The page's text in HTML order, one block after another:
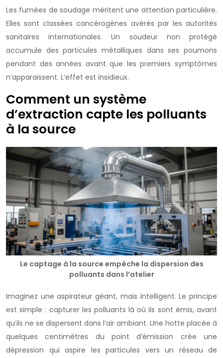
Les fumées de soudage méritent une attention particulière.
Elles sont classées cancérogènes avérés par les autorités
sanitaires internationales. Un soudeur non protégé
accumule des particules métalliques dans ses poumons
pendant des années avant que les premiers symptômes
n’apparaissent. L’effet est insidieux.
Comment un système
d’extraction capte les polluants
à la source
Le captage à la source empêche la dispersion des
polluants dans l’atelier
Imaginez une aspirateur géant, mais intelligent. Le principe
est simple : capturer les polluants là où ils sont émis, avant
qu’ils ne se dispersent dans l’air ambiant. Une hotte placée à
quelques centimètres du point d’émission crée une
dépression qui aspire les particules vers un réseau de